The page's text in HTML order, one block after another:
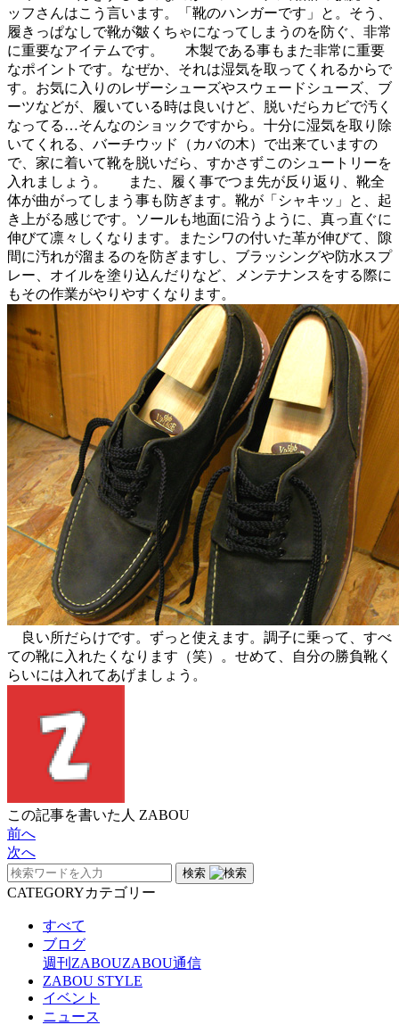
ッフさんはこう言います。「靴のハンガーです」と。そう、
履きっぱなしで靴が皺くちゃになってしまうのを防ぐ、非常
に重要なアイテムです。
木製である事もまた非常に重要
なポイントです。なぜか、それは湿気を取ってくれるからで
す。お気に入りのレザーシューズやスウェードシューズ、ブ
ーツなどが、履いている時は良いけど、脱いだらカビで汚く
なってる…そんなのショックですから。十分に湿気を取り除
いてくれる、バーチウッド（カバの木）で出来ていますの
で、家に着いて靴を脱いだら、すかさずこのシュートリーを
入れましょう。
また、履く事でつま先が反り返り、靴全
体が曲がってしまう事も防ぎます。靴が「シャキッ」と、起
き上がる感じです。ソールも地面に沿うように、真っ直ぐに
伸びて凛々しくなります。またシワの付いた革が伸びて、隙
間に汚れが溜まるのを防ぎますし、ブラッシングや防水スプ
レー、オイルを塗り込んだりなど、メンテナンスをする際に
もその作業がやりやすくなります。
良い所だらけです。ずっと使えます。調子に乗って、すべ
ての靴に入れたくなります（笑）。せめて、自分の勝負靴く
らいには入れてあげましょう。
この記事を書いた人 ZABOU
前へ
次へ
検索
CATEGORYカテゴリー
すべて
ブログ
週刊ZABOUZABOU通信
ZABOU STYLE
イベント
ニュース